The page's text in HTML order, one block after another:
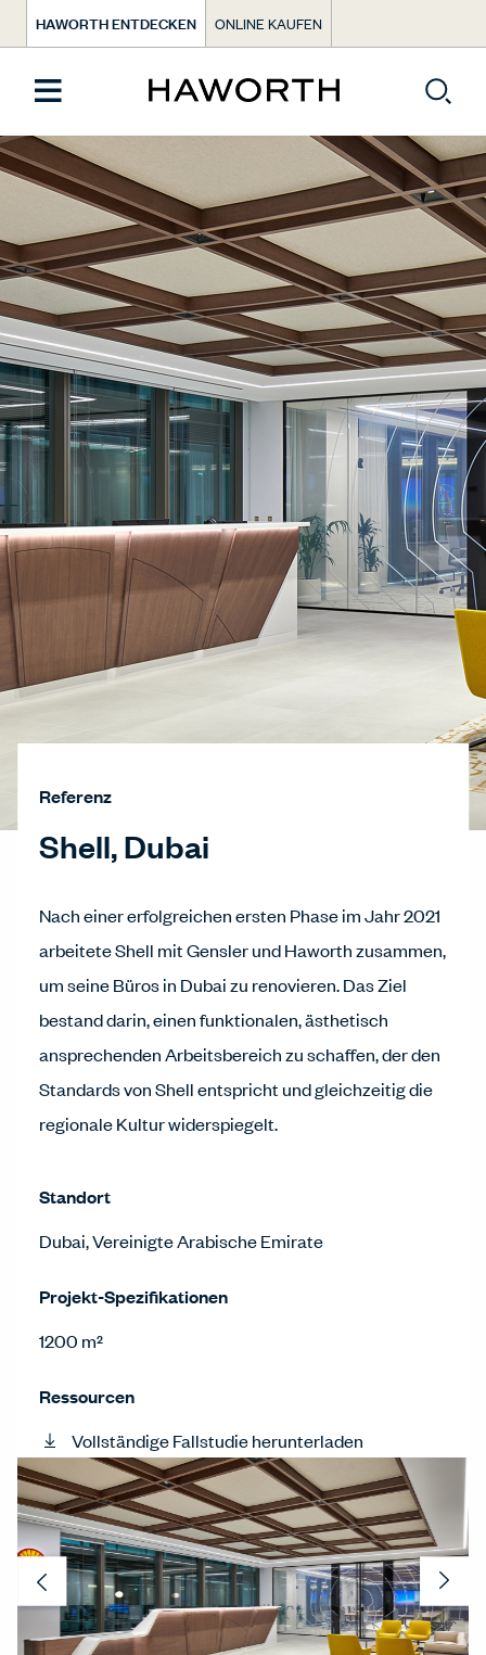
HAWORTH ENTDECKEN ONLINE KAUFEN
Referenz
Shell, Dubai
Nach einer erfolgreichen ersten Phase im Jahr 2021
arbeitete Shell mit Gensler und Haworth zusammen,
um seine Büros in Dubai zu renovieren. Das Ziel
bestand darin, einen funktionalen, ästhetisch
ansprechenden Arbeitsbereich zu schaffen, der den
Standards von Shell entspricht und gleichzeitig die
regionale Kultur widerspiegelt.
Standort
Dubai, Vereinigte Arabische Emirate
Projekt-Spezifikationen
1200 m²
Ressourcen
Vollständige Fallstudie herunterladen
Previous